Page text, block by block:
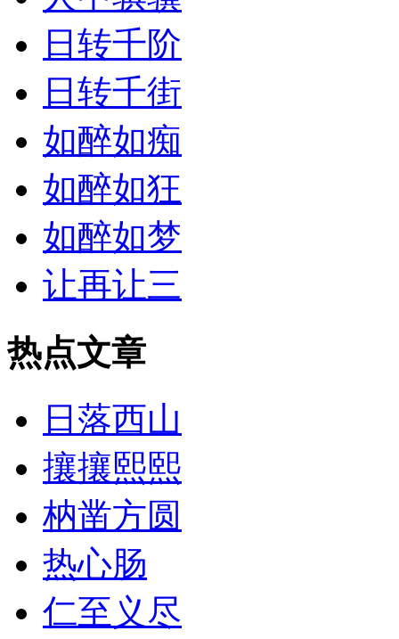
日转千阶
日转千街
如醉如痴
如醉如狂
如醉如梦
让再让三
热点文章
日落西山
攘攘熙熙
枘凿方圆
热心肠
仁至义尽